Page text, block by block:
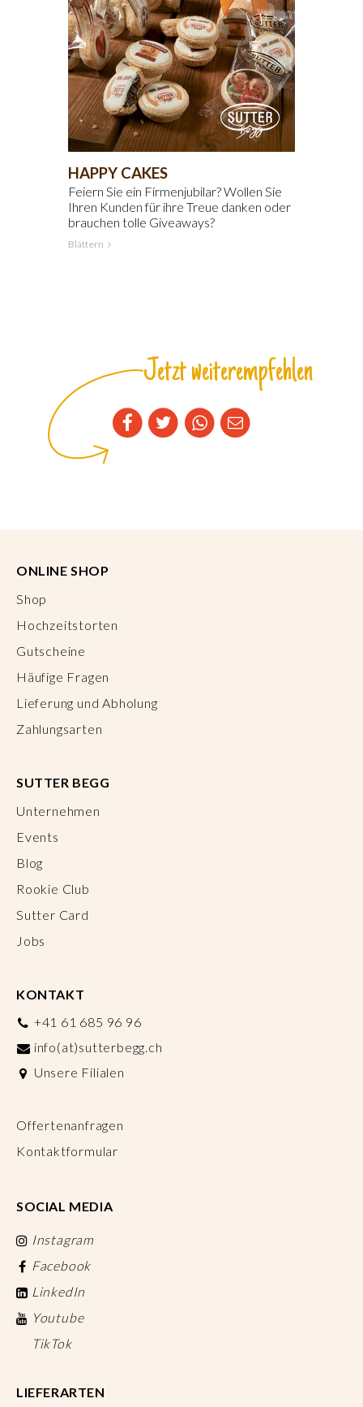
HAPPY CAKES
Feiern Sie ein Firmenjubilar? Wollen Sie
Ihren Kunden für ihre Treue danken oder
brauchen tolle Giveaways?
Blättern
Jetzt weiterempfehlen
ONLINE SHOP
Shop
Hochzeitstorten
Gutscheine
Häufige Fragen
Lieferung und Abholung
Zahlungsarten
SUTTER BEGG
Unternehmen
Events
Blog
Rookie Club
Sutter Card
Jobs
KONTAKT
+41 61 685 96 96
info(at)sutterbegg.ch
Unsere Filialen
Offertenanfragen
Kontaktformular
SOCIAL MEDIA
Instagram
Facebook
LinkedIn
Youtube
TikTok
LIEFERARTEN